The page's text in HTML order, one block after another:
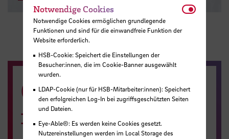
Online-Bestellung
im Webshop
Notwendige Cookies
Notwendige Cookies ermöglichen grundlegende
Funktionen und sind für die einwandfreie Funktion der
Website erforderlich.
HSB-Cookie: Speichert die Einstellungen der
Besucher:innen, die im Cookie-Banner ausgewählt
wurden.
LDAP-Cookie (nur für HSB-Mitarbeiter:innen): Speichert
den erfolgreichen Log-In bei zugriffsgeschützten Seiten
und Dateien.
Eye-Able®: Es werden keine Cookies gesetzt.
Nutzereinstellungen werden im Local Storage des